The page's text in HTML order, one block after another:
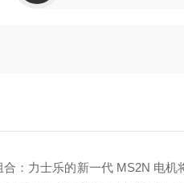
：力士乐的新一代 MS2N 电机